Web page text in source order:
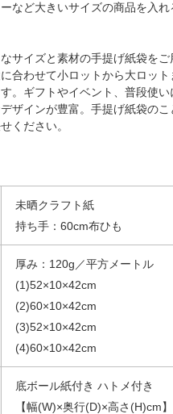
など大きいサイズの商品を入れ
サイズと素材の手提げ紙袋をご
合わせて小ロットから大ロット
。ギフトやイベント、普段使い
ザインが豊富。手提げ紙袋のこ
ください。
未晒クラフト紙
持ち手：60cm布ひも
厚み：120g／平方メートル
(1)52×10×42cm
(2)60×10×42cm
(3)52×10×42cm
(4)60×10×42cm
底ボール紙付き ハトメ付き
【幅(W)×奥行(D)×高さ(H)cm】